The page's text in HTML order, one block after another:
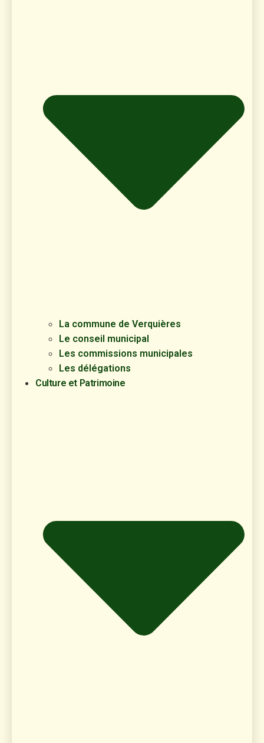
La commune de Verquières
Le conseil municipal
Les commissions municipales
Les délégations
Culture et Patrimoine